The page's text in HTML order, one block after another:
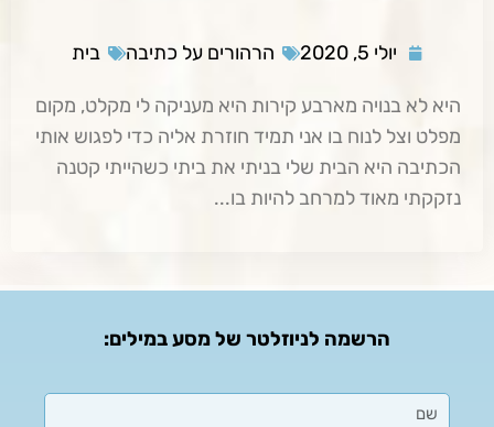
יולי 5, 2020 הרהורים על כתיבה בית
היא לא בנויה מארבע קירות היא מעניקה לי מקלט, מקום
מפלט וצל לנוח בו אני תמיד חוזרת אליה כדי לפגוש אותי
הכתיבה היא הבית שלי בניתי את ביתי כשהייתי קטנה
נזקקתי מאוד למרחב להיות בו...
הרשמה לניוזלטר של מסע במילים: